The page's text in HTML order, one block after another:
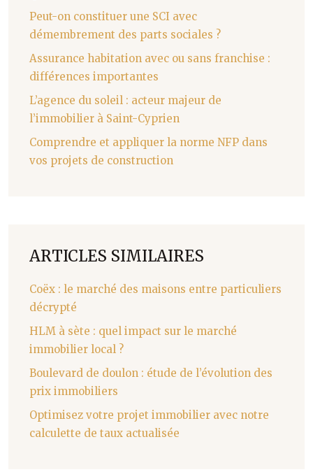
Peut-on constituer une SCI avec
démembrement des parts sociales ?
Assurance habitation avec ou sans franchise :
différences importantes
L’agence du soleil : acteur majeur de
l’immobilier à Saint-Cyprien
Comprendre et appliquer la norme NFP dans
vos projets de construction
ARTICLES SIMILAIRES
Coëx : le marché des maisons entre particuliers
décrypté
HLM à sète : quel impact sur le marché
immobilier local ?
Boulevard de doulon : étude de l’évolution des
prix immobiliers
Optimisez votre projet immobilier avec notre
calculette de taux actualisée